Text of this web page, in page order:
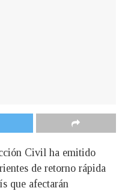
Civil ha emitido
de retorno rápida
que afectarán